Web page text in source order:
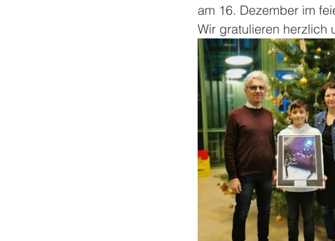
am 16. Dezember im
Wir gratulieren herzlich